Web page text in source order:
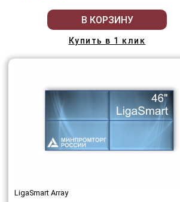
В КОРЗИНУ
Купить в 1 клик
LigaSmart Array